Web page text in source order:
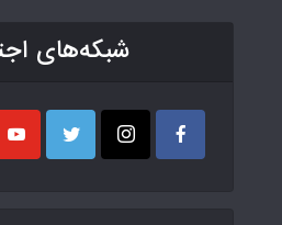
شبکه‌های